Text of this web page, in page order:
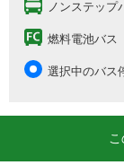
ノンステップ
燃料電池バス
選択中のバス